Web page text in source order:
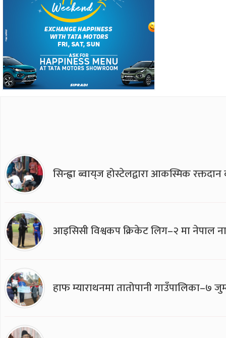
सिन्ह्वा ब्वाय्‌ज होस्टेलद्वारा आकस्मिक
आइसिसी विश्वकप क्रिकेट लिग–२ मा नेपाल
हाफ म्याराथनमा तातोपानी गाउँपालिका–७